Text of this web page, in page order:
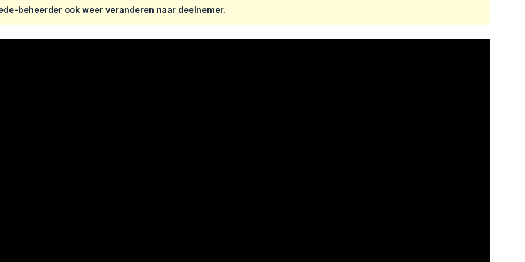
beheerder ook weer veranderen naar deelnemer.